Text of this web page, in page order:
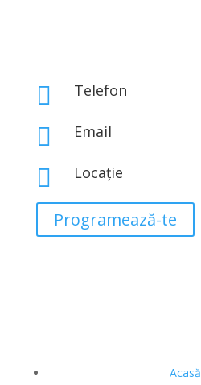
 Telefon
 Email
 Locație
Programează-te
Acasă